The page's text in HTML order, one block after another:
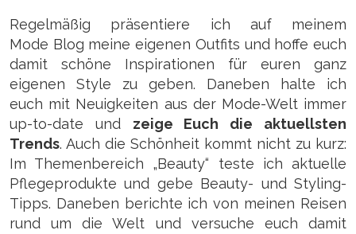
Regelmäßig präsentiere ich auf meinem
Mode Blog meine eigenen Outfits und hoffe euch
damit schöne Inspirationen für euren ganz
eigenen Style zu geben. Daneben halte ich
euch mit Neuigkeiten aus der Mode-Welt immer
up-to-date und zeige Euch die aktuellsten
Trends. Auch die Schönheit kommt nicht zu kurz:
Im Themenbereich „Beauty“ teste ich aktuelle
Pflegeprodukte und gebe Beauty- und Styling-
Tipps. Daneben berichte ich von meinen Reisen
rund um die Welt und versuche euch damit